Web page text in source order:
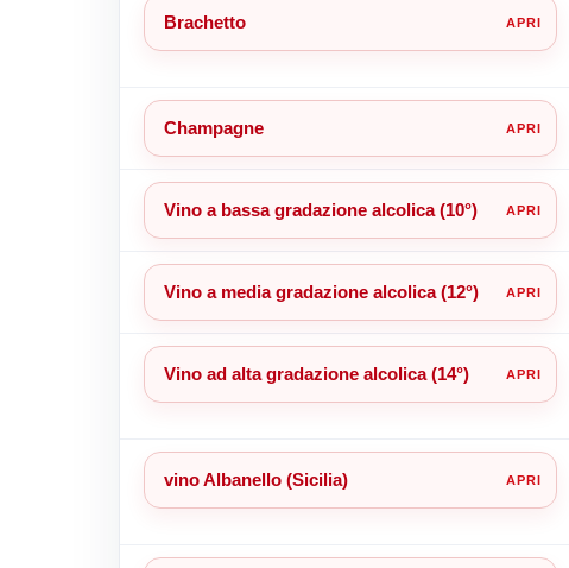
Brachetto
Champagne
Vino a bassa gradazione alcolica (10°)
Vino a media gradazione alcolica (12°)
Vino ad alta gradazione alcolica (14°)
vino Albanello (Sicilia)